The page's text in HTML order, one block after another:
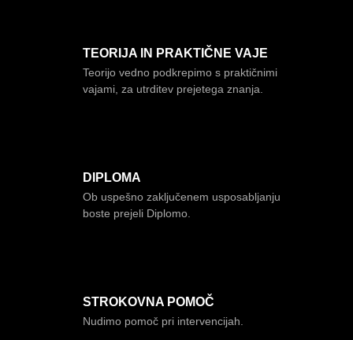
TEORIJA IN PRAKTIČNE VAJE
Teorijo vedno podkrepimo s praktičnimi
vajami, za utrditev prejetega znanja.
DIPLOMA
Ob uspešno zaključenem usposabljanju
boste prejeli Diplomo.
STROKOVNA POMOČ
Nudimo pomoč pri intervencijah.